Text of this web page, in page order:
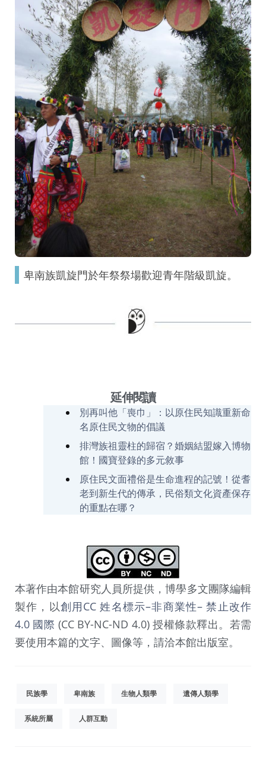
卑南族凱旋門於年祭祭場歡迎青年階級凱旋。
延伸閱讀
別再叫他「喪巾」：以原住民知識重新命
名原住民文物的倡議
排灣族祖靈柱的歸宿？婚姻結盟嫁入博物
館！國寶登錄的多元敘事
原住民文面禮俗是生命進程的記號！從耆
老到新生代的傳承，民俗類文化資產保存
的重點在哪？
本著作由本館研究人員所提供，博學多文團隊編輯
製作，以創用CC 姓名標示–非商業性– 禁止改作
4.0 國際 (CC BY-NC-ND 4.0) 授權條款釋出。若需
要使用本篇的文字、圖像等，請洽本館出版室。
民族學 卑南族 生物人類學 遺傳人類學
系統所屬 人群互動